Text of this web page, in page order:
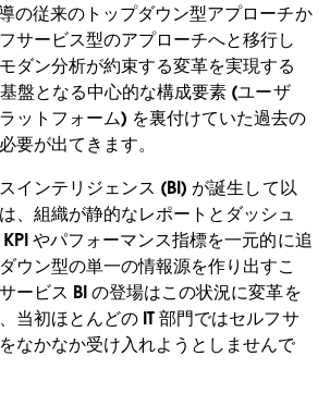
の従来のトップダウン型アプローチか
サービス型のアプローチへと移行し
ダン分析が約束する変革を実現する
盤となる中心的な構成要素 (ユーザ
ットフォーム) を裏付けていた過去の
要が出てきます。
インテリジェンス (BI) が誕生して以
、組織が静的なレポートとダッシュ
やパフォーマンス指標を一元的に追
ウン型の単一の情報源を作り出すこ
ービス BI の登場はこの状況に変革を
当初ほとんどの IT 部門ではセルフサ
なかなか受け入れようとしませんで